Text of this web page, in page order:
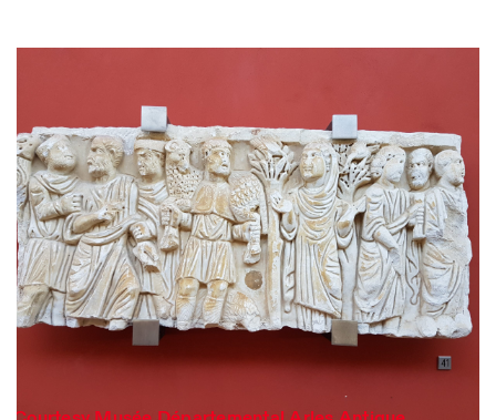
architecture, engineering, and materials for sustainable